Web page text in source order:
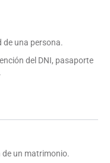
de una persona.
del DNI, pasaporte
un matrimonio.